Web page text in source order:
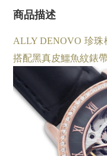
商品描述
ALLY DENOVO 珍珠
搭配黑真皮鱷魚紋錶帶